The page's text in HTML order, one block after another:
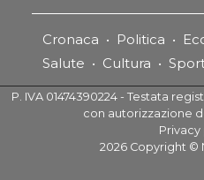
Cronaca • Politica •
Salute • Cultura •
P. IVA 01474390224 - Testata
con autorizzazione
Privacy
2026 Copyright ©